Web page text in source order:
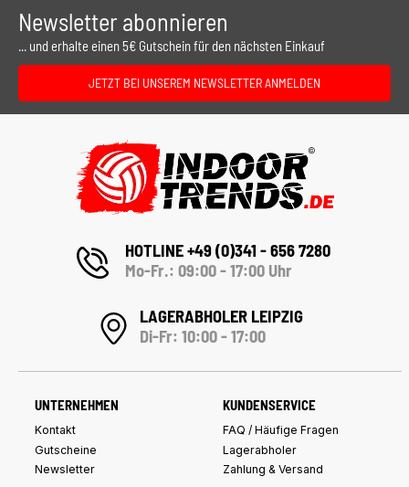
Newsletter abonnieren
... und erhalte einen 5€ Gutschein für den nächsten Einkauf
JETZT BEI UNSEREM NEWSLETTER ANMELDEN
HOTLINE +49 (0)341 - 656 7280
Mo-Fr.: 09:00 - 17:00 Uhr
LAGERABHOLER LEIPZIG
Di-Fr: 10:00 - 17:00
UNTERNEHMEN
Kontakt
Gutscheine
Newsletter
KUNDENSERVICE
FAQ / Häufige Fragen
Lagerabholer
Zahlung & Versand